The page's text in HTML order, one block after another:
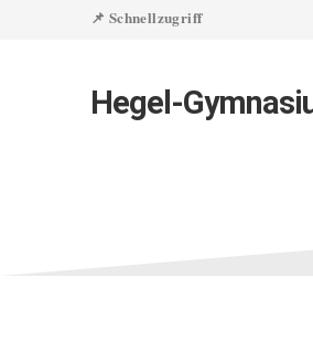
📌 Schnellzugriff
Hegel-